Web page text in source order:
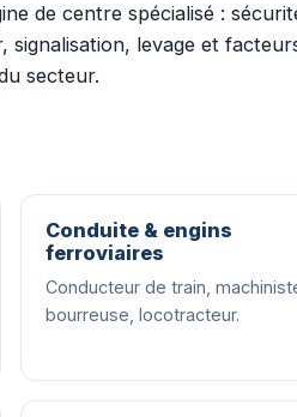
de centre spécialisé :
levage et
secteur.
Conduite & engins
ferroviaires
Conducteur de train,
bourreuse, locotracteur.